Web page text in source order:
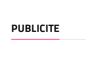
PUBLICITE